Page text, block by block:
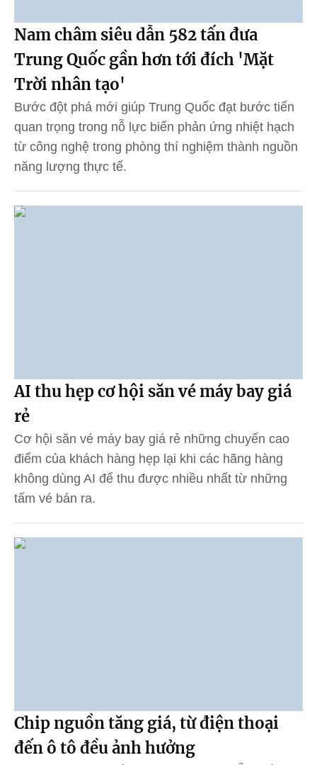
Nam châm siêu dẫn 582 tấn đưa
Trung Quốc gần hơn tới đích 'Mặt
Trời nhân tạo'
Bước đột phá mới giúp Trung Quốc đạt bước tiến
quan trọng trong nỗ lực biến phản ứng nhiệt hạch
từ công nghệ trong phòng thí nghiệm thành nguồn
năng lượng thực tế.
AI thu hẹp cơ hội săn vé máy bay giá
rẻ
Cơ hội săn vé máy bay giá rẻ những chuyến cao
điểm của khách hàng hẹp lại khi các hãng hàng
không dùng AI để thu được nhiều nhất từ những
tấm vé bán ra.
Chip nguồn tăng giá, từ điện thoại
đến ô tô đều ảnh hưởng